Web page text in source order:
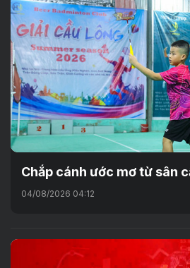
Chắp cánh ước mơ từ sân
04/08/2026 04:12